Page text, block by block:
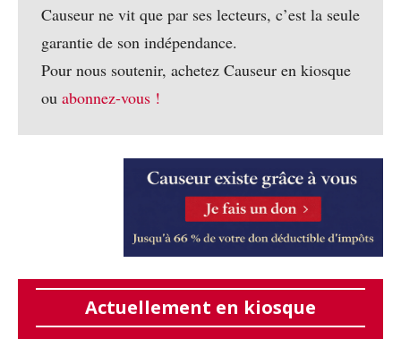
Causeur ne vit que par ses lecteurs, c’est la seule
garantie de son indépendance.
Pour nous soutenir, achetez Causeur en kiosque
ou abonnez-vous !
Actuellement en kiosque